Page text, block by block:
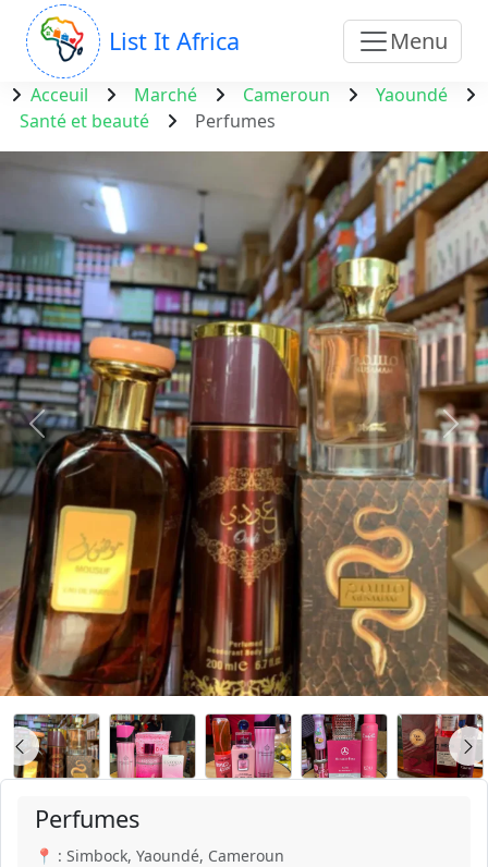
List It Africa Menu
Acceuil Marché Cameroun
Yaoundé
Santé et beauté
Perfumes
Perfumes
📍 : Simbock, Yaoundé, Cameroun